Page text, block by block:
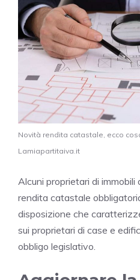
Novità rendita catastale, ecco
Lamiapartitaiva.it
Alcuni proprietari di
rendita catastale
disposizione che
sui proprietari di case e
obbligo legislativo.